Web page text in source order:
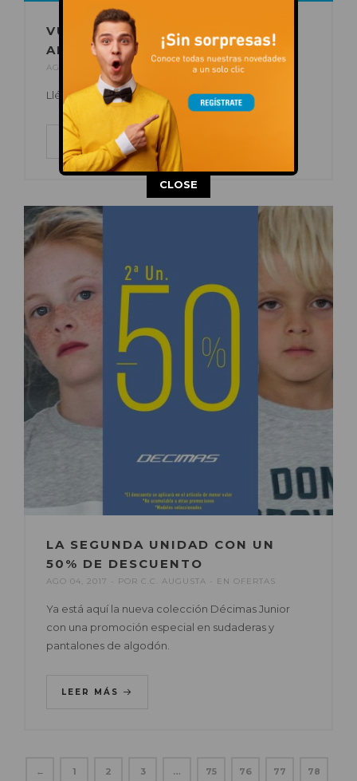
VUELVE EL VERANO LOCO DE
AFFLELOU
AGO 04, 2017 POR C.C. AUGUSTA ENOFERTAS
Llévate tu 2º y 3er par de gafas por 1€ más.
LEER MÁS
LA SEGUNDA UNIDAD CON UN
50% DE DESCUENTO
AGO 04, 2017 POR C.C. AUGUSTA EN OFERTAS
Ya está aquí la nueva colección Décimas Junior
con una promoción especial en sudaderas y
pantalones de algodón.
LEER MÁS
← 1 2 3 … 75 76 77 78
This popup will close in:
CLOSE